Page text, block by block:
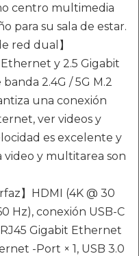
centro multimedia
para su sala de estar.
red dual】
y 2.5 Gigabit
2.4G / 5G M.2
una conexión
ver videos y
es excelente y
video y multitarea son
】HDMI (4K @ 30
Hz), conexión USB-C
Gigabit Ethernet
-Port × 1, USB 3.0